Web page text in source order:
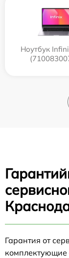
Ноутбук
Гарантия от